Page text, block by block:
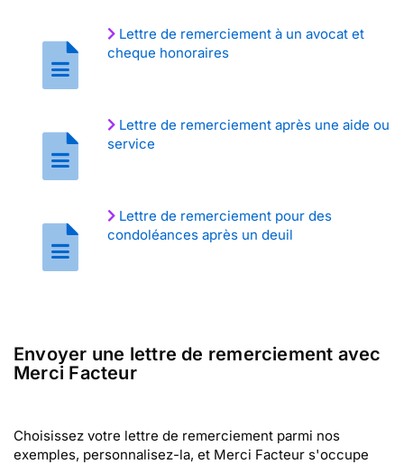
Lettre de remerciement à un avocat et
cheque honoraires
Lettre de remerciement après une aide ou
service
Lettre de remerciement pour des
condoléances après un deuil
Envoyer une lettre de remerciement avec
Merci Facteur
Choisissez votre lettre de remerciement parmi nos
exemples, personnalisez-la, et Merci Facteur s'occupe